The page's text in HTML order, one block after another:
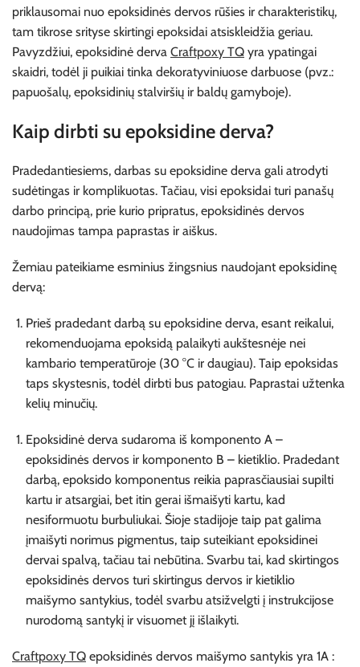
priklausomai nuo epoksidinės dervos rūšies ir charakteristikų,
tam tikrose srityse skirtingi epoksidai atsiskleidžia geriau.
Pavyzdžiui, epoksidinė derva Craftpoxy TQ yra ypatingai
skaidri, todėl ji puikiai tinka dekoratyviniuose darbuose (pvz.:
papuošalų, epoksidinių stalviršių ir baldų gamyboje).
Kaip dirbti su epoksidine derva?
Pradedantiesiems, darbas su epoksidine derva gali atrodyti
sudėtingas ir komplikuotas. Tačiau, visi epoksidai turi panašų
darbo principą, prie kurio pripratus, epoksidinės dervos
naudojimas tampa paprastas ir aiškus.
Žemiau pateikiame esminius žingsnius naudojant epoksidinę
dervą:
Prieš pradedant darbą su epoksidine derva, esant reikalui,
rekomenduojama epoksidą palaikyti aukštesnėje nei
kambario temperatūroje (30 °C ir daugiau). Taip epoksidas
taps skystesnis, todėl dirbti bus patogiau. Paprastai užtenka
kelių minučių.
Epoksidinė derva sudaroma iš komponento A –
epoksidinės dervos ir komponento B – kietiklio. Pradedant
darbą, epoksido komponentus reikia paprasčiausiai supilti
kartu ir atsargiai, bet itin gerai išmaišyti kartu, kad
nesiformuotu burbuliukai. Šioje stadijoje taip pat galima
įmaišyti norimus pigmentus, taip suteikiant epoksidinei
dervai spalvą, tačiau tai nebūtina. Svarbu tai, kad skirtingos
epoksidinės dervos turi skirtingus dervos ir kietiklio
maišymo santykius, todėl svarbu atsižvelgti į instrukcijose
nurodomą santykį ir visuomet jį išlaikyti.
Craftpoxy TQ epoksidinės dervos maišymo santykis yra 1A :